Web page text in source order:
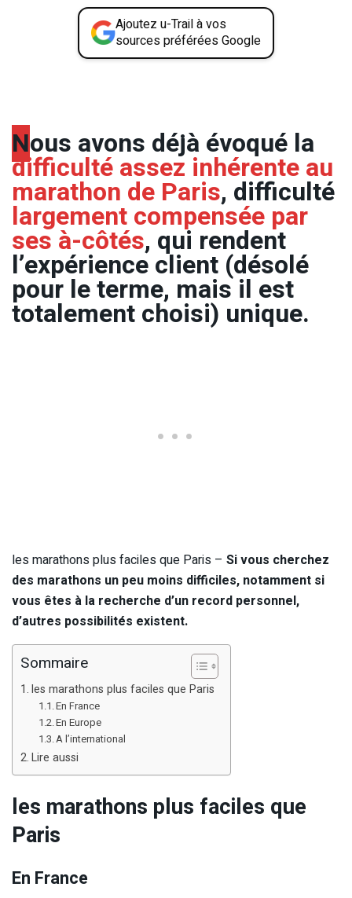
Ajoutez u-Trail à vos
sources préférées Google
Nous avons déjà évoqué la
difficulté assez inhérente au
marathon de Paris, difficulté
largement compensée par
ses à-côtés, qui rendent
l’expérience client (désolé
pour le terme, mais il est
totalement choisi) unique.
les marathons plus faciles que Paris – Si vous cherchez
des marathons un peu moins difficiles, notamment si
vous êtes à la recherche d’un record personnel,
d’autres possibilités existent.
Sommaire
les marathons plus faciles que Paris
En France
En Europe
A l’international
Lire aussi
les marathons plus faciles que
Paris
En France